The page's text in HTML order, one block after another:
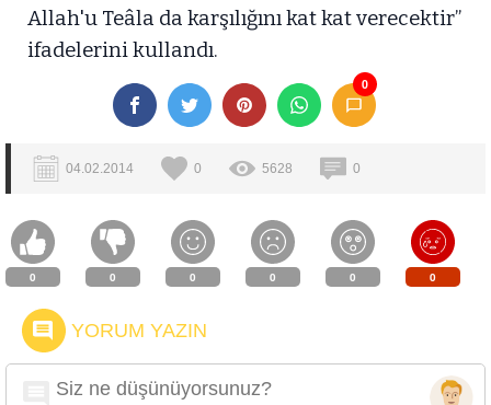
Allah'u Teâla da karşılığını kat kat verecektir”
ifadelerini kullandı.
0
04.02.2014 0 5628 0
0 0 0 0 0 0
YORUM YAZIN